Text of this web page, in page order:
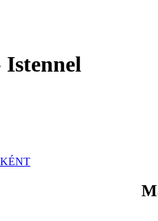
Istennel